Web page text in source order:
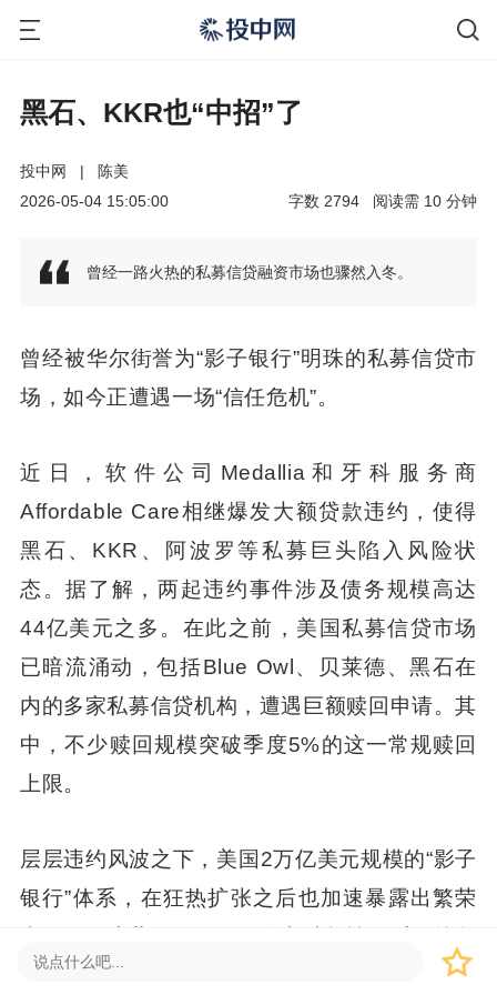
黑石、KKR也“中招”了
投中网 |
陈美
2026-05-04 15:05:00
分钟
10
阅读需
2794
字数
曾经一路火热的私募信贷融资市场也骤然入冬。
曾经被华尔街誉为“影子银行”明珠的私募信贷市
场，如今正遭遇一场“信任危机”。
近日，软件公司Medallia和牙科服务商
Affordable Care相继爆发大额贷款违约，使得
黑石、KKR、阿波罗等私募巨头陷入风险状
态。据了解，两起违约事件涉及债务规模高达
44亿美元之多。在此之前，美国私募信贷市场
已暗流涌动，包括Blue Owl、贝莱德、黑石在
内的多家私募信贷机构，遭遇巨额赎回申请。其
中，不少赎回规模突破季度5%的这一常规赎回
上限。
层层违约风波之下，美国2万亿美元规模的“影子
银行”体系，在狂热扩张之后也加速暴露出繁荣
尔街分析师的话说，“这就像是在黑暗的房间里